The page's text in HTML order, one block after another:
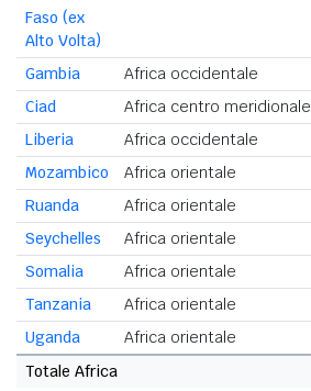
Faso (ex
Alto Volta)
Gambia Africa occidentale
Ciad
Africa centro meridionale
Liberia
Africa occidentale
Mozambico
Africa orientale
Ruanda
Africa orientale
Seychelles
Africa orientale
Somalia
Africa orientale
Tanzania
Africa orientale
Uganda
Africa orientale
Totale Africa